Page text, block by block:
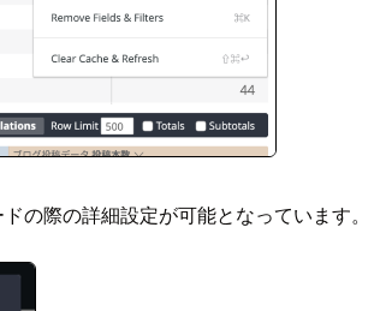
の際の詳細設定が可能となっています。